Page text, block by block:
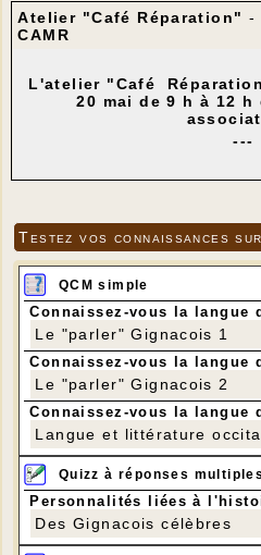
Atelier "Café Réparation" -
CAMR
L'atelier "Café
20 mai de 9 h à 12
---
Testez vos connaissances
QCM simple
Connaissez-vous la langue
Le "parler" Gignacois 1
Connaissez-vous la langue
Le "parler" Gignacois 2
Connaissez-vous la langue
Langue et littérature
Quizz à réponses multiples
Personnalités liées à
Des Gignacois célèbres